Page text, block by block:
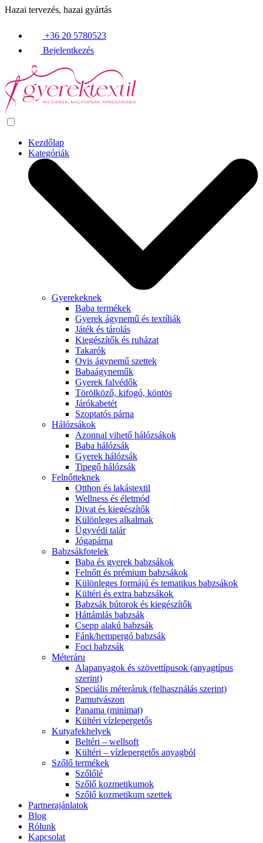
Hazai tervezés, hazai gyártás
+36 20 5780523
Bejelentkezés
Kezdőlap
Kategóriák
Gyerekeknek
Baba termékek
Gyerek ágynemű és textíliák
Játék és tárolás
Kiegészítők és ruházat
Takarók
Ovis ágynemű szettek
Babaágyneműk
Gyerek falvédők
Törölköző, kifogó, köntös
Járókabetét
Szoptatós párna
Hálózsákok
Azonnal vihető hálózsákok
Baba hálózsák
Gyerek hálózsák
Tipegő hálózsák
Felnőtteknek
Otthon és lakástextil
Wellness és életmód
Divat és kiegészítők
Különleges alkalmak
Ügyvédi talár
Jógapárna
Babzsákfotelek
Baba és gyerek babzsákok
Felnőtt és prémium babzsákok
Különleges formájú és tematikus babzsákok
Kültéri és extra babzsákok
Babzsák bútorok és kiegészítők
Háttámlás babzsák
Csepp alakú babzsák
Fánk/hempergó babzsák
Foci babzsák
Méteráru
Alapanyagok és szövettípusok (anyagtípus
szerint)
Speciális méteráruk (felhasználás szerint)
Pamutvászon
Panama (minimat)
Kültéri vízlepergetős
Kutyafekhelyek
Beltéri – wellsoft
Kültéri – vízlepergetős anyagból
Szőlő termékek
Szőlőlé
Szőlő kozmetikumok
Szőlő kozmetikum szettek
Partnerajánlatok
Blog
Rólunk
Kapcsolat